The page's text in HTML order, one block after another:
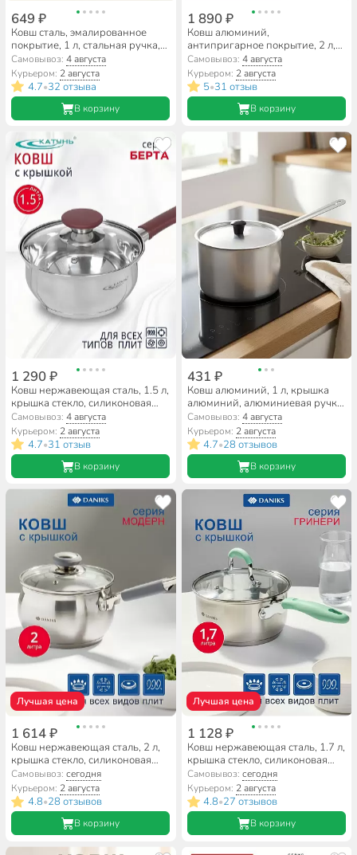
649 ₽
Ковш сталь, эмалированное
покрытие, 1 л, стальная ручка,
индукция, Керченский
металлургический завод,
Цветное печенье, 90104-072/4,
белый
Самовывоз:4 августа
Курьером: 2 августа
4.7•32 отзыва
В корзину
1 890 ₽
Ковш алюминий,
антипригарное покрытие, 2 л,
крышка стекло, бакелитовая
ручка, Горница, Гранит,
кш2011аг
Самовывоз: 4 августа
Курьером: 2 августа
5•31 отзыв
В корзину
1 290 ₽
Ковш нержавеющая сталь, 1.5 л,
крышка стекло, силиконовая
ручка, индукция, Катунь, Берта,
КТ15-К
Самовывоз:4 августа
Курьером: 2 августа
4.7•31 отзыв
В корзину
431 ₽
Ковш алюминий, 1 л, крышка
алюминий, алюминиевая ручка,
Scovo, МТ-064
Самовывоз: 4 августа
Курьером: 2 августа
4.7•28 отзывов
В корзину
Лучшая цена
1 614 ₽
Ковш нержавеющая сталь, 2 л,
крышка стекло, силиконовая
ручка, индукция, Daniks,
Модерн серый, SD-16SN
Самовывоз:сегодня
Курьером: 2 августа
4.8•28 отзывов
В корзину
Лучшая цена
1 128 ₽
Ковш нержавеющая сталь, 1.7 л,
крышка стекло, силиконовая
ручка, индукция, Daniks,
Гринери, SD-23-16SP, мятный
Самовывоз: сегодня
Курьером: 2 августа
4.8•27 отзывов
В корзину